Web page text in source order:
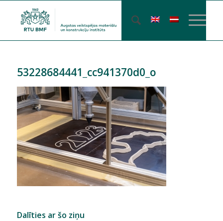
53228684441_cc941370d0_o
Dalīties ar šo ziņu